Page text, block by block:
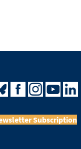
Subscription